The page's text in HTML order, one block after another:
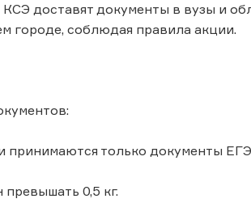
доставят документы в вузы и
городе, соблюдая правила акции.
принимаются только документы
0,5 кг.